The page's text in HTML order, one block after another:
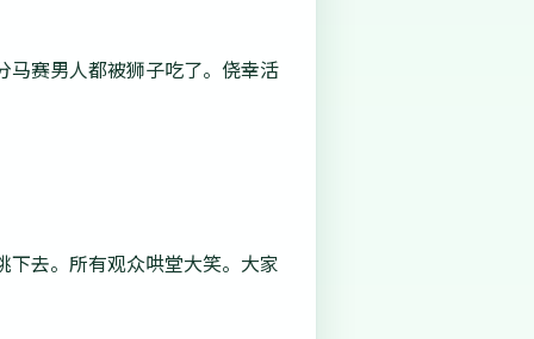
赛男人都被狮子吃了。侥幸活
去。所有观众哄堂大笑。大家